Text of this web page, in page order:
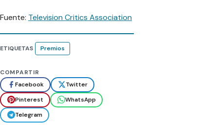
Fuente: Television Critics Association
ETIQUETAS Premios
COMPARTIR
Facebook
Twitter
Pinterest
WhatsApp
Telegram